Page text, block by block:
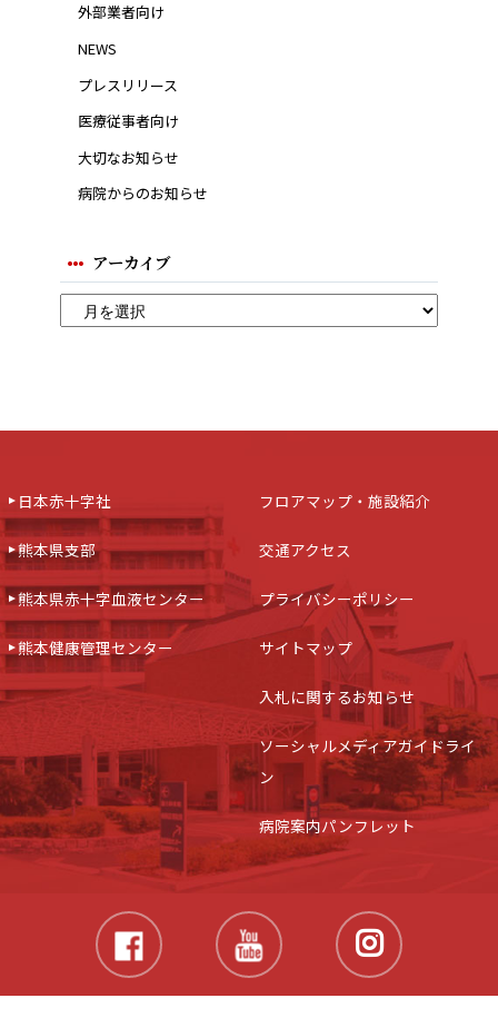
外部業者向け
NEWS
プレスリリース
医療従事者向け
大切なお知らせ
病院からのお知らせ
アーカイブ
日本赤十字社
熊本県支部
熊本県赤十字血液センター
熊本健康管理センター
フロアマップ・施設紹介
交通アクセス
プライバシーポリシー
サイトマップ
入札に関するお知らせ
ソーシャルメディアガイドライ
ン
病院案内パンフレット